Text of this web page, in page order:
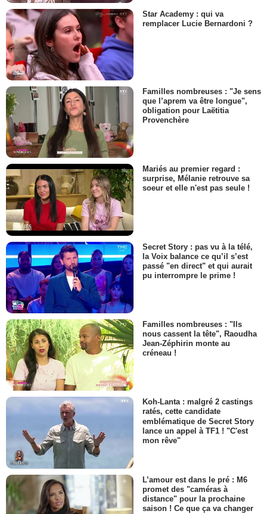
Star Academy : qui va
remplacer Lucie Bernardoni ?
Familles nombreuses : "Je sens
que l’aprem va être longue",
obligation pour Laëtitia
Provenchère
Mariés au premier regard :
surprise, Mélanie retrouve sa
soeur et elle n'est pas seule !
Secret Story : pas vu à la télé,
la Voix balance ce qu’il s’est
passé "en direct" et qui aurait
pu interrompre le prime !
Familles nombreuses : "Ils
nous cassent la tête", Raoudha
Jean-Zéphirin monte au
créneau !
Koh-Lanta : malgré 2 castings
ratés, cette candidate
emblématique de Secret Story
lance un appel à TF1 ! "C'est
mon rêve"
L’amour est dans le pré : M6
promet des "caméras à
distance" pour la prochaine
saison ! Ce que ça va changer